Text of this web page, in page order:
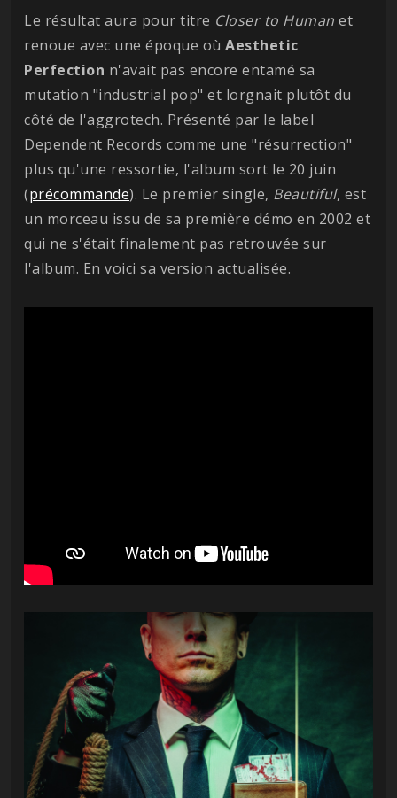
Le résultat aura pour titre Closer to Human et
renoue avec une époque où Aesthetic
Perfection n'avait pas encore entamé sa
mutation "industrial pop" et lorgnait plutôt du
côté de l'aggrotech. Présenté par le label
Dependent Records comme une "résurrection"
plus qu'une ressortie, l'album sort le 20 juin
(précommande). Le premier single, Beautiful, est
un morceau issu de sa première démo en 2002 et
qui ne s'était finalement pas retrouvée sur
l'album. En voici sa version actualisée.